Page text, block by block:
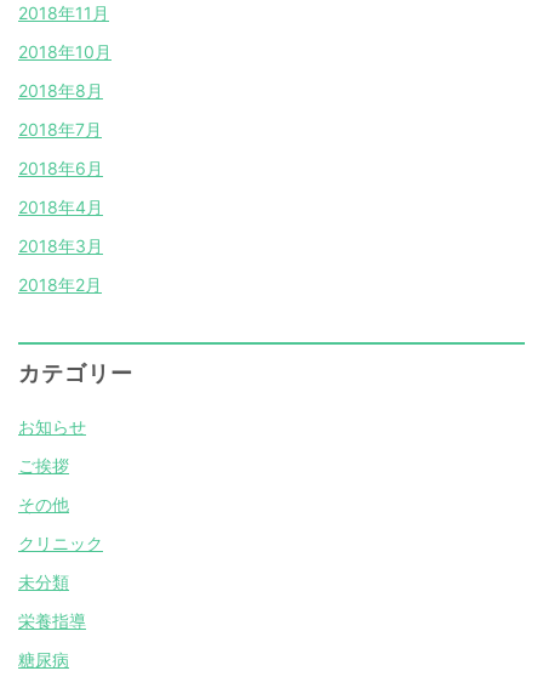
2018年11月
2018年10月
2018年8月
2018年7月
2018年6月
2018年4月
2018年3月
2018年2月
カテゴリー
お知らせ
ご挨拶
その他
クリニック
未分類
栄養指導
糖尿病